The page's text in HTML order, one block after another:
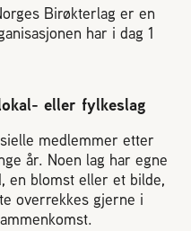
Birøkterlag er en
har i dag 1
eller fylkeslag
medlemmer etter
år. Noen lag har egne
en blomst eller et bilde,
overrekkes gjerne i